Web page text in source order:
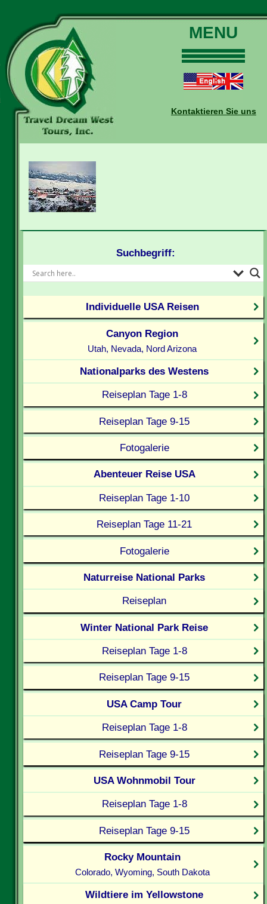
MENU
Touren
Daten und Preise
Buchungen
Kontaktieren Sie uns
Suchbegriff:
Individuelle USA Reisen
Canyon Region
Utah, Nevada, Nord Arizona
Nationalparks des Westens
Reiseplan Tage 1-8
Reiseplan Tage 9-15
Fotogalerie
Abenteuer Reise USA
Reiseplan Tage 1-10
Reiseplan Tage 11-21
Fotogalerie
Naturreise National Parks
Reiseplan
Winter National Park Reise
Reiseplan Tage 1-8
Reiseplan Tage 9-15
USA Camp Tour
Reiseplan Tage 1-8
Reiseplan Tage 9-15
USA Wohnmobil Tour
Reiseplan Tage 1-8
Reiseplan Tage 9-15
Rocky Mountain
Colorado, Wyoming, South Dakota
Wildtiere im Yellowstone